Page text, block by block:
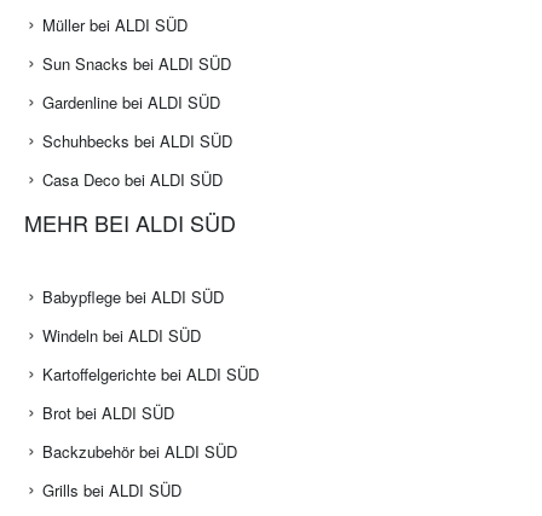
Müller bei ALDI SÜD
Sun Snacks bei ALDI SÜD
Gardenline bei ALDI SÜD
Schuhbecks bei ALDI SÜD
Casa Deco bei ALDI SÜD
MEHR BEI ALDI SÜD
Babypflege bei ALDI SÜD
Windeln bei ALDI SÜD
Kartoffelgerichte bei ALDI SÜD
Brot bei ALDI SÜD
Backzubehör bei ALDI SÜD
Grills bei ALDI SÜD